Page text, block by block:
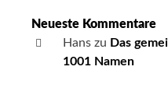
Neueste Kommentare
Hans zu Das
1001 Namen